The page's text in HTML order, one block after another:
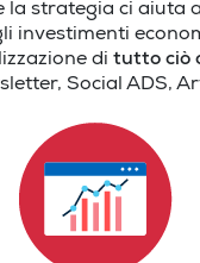
la strategia ci aiuta
investimenti
di tutto ciò
Social ADS,